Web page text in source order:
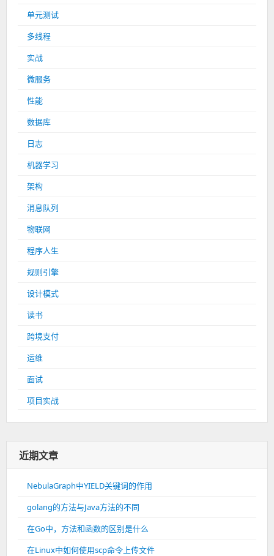
单元测试
多线程
实战
微服务
性能
数据库
日志
机器学习
架构
消息队列
物联网
程序人生
规则引擎
设计模式
读书
跨境支付
运维
面试
项目实战
近期文章
NebulaGraph中YIELD关键词的作用
golang的方法与Java方法的不同
在Go中，方法和函数的区别是什么
在Linux中如何使用scp命令上传文件